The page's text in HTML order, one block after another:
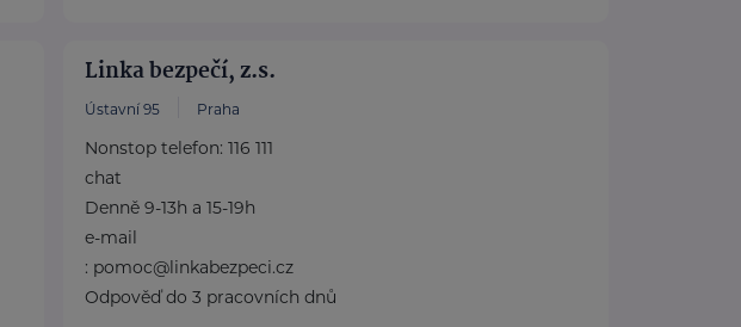
Linka bezpečí, z.s.
Ústavní 95 Praha
Nonstop telefon: 116 111
chat
Denně 9-13h a 15-19h
e-mail
: pomoc@linkabezpeci.cz
Odpověď do 3 pracovních dnů